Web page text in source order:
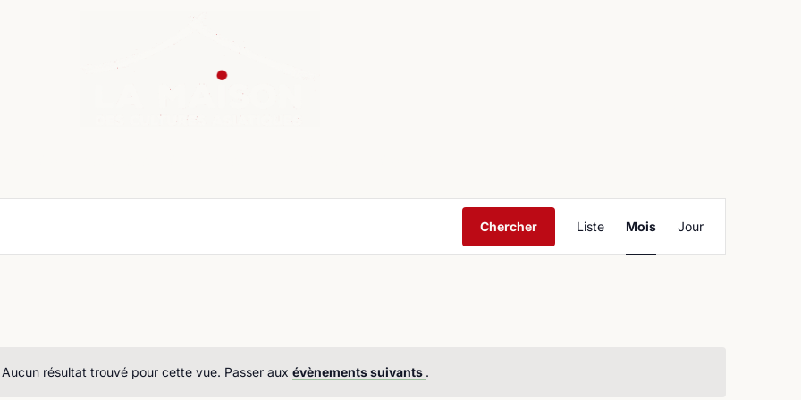
Aucun résultat trouvé pour cette vue. Passer aux évènements suivants .
Chercher
de
Liste Mois Jour